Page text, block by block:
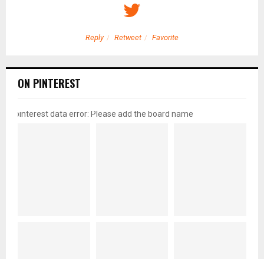
Reply Retweet Favorite
ON PINTEREST
pinterest data error: Please add the board name